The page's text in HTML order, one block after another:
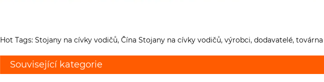
Hot Tags: Stojany na cívky vodičů, Čína Stojany na cívky vodičů, výrobci, dodavatelé, továrna
Související kategorie